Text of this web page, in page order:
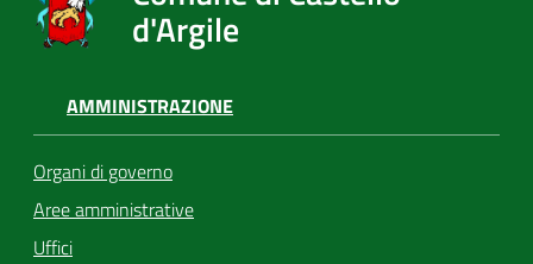
d'Argile
AMMINISTRAZIONE
Organi di governo
Aree amministrative
Uffici